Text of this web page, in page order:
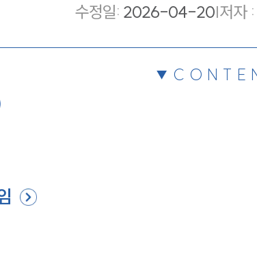
수정일: 2026-04-20|저자 :